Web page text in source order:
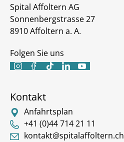
Spital Affoltern AG
Sonnenbergstrasse 27
8910 Affoltern a. A.
Folgen Sie uns
    
Kontakt
Anfahrtsplan
+41 (0)44 714 21 11
kontakt@spitalaffoltern.ch